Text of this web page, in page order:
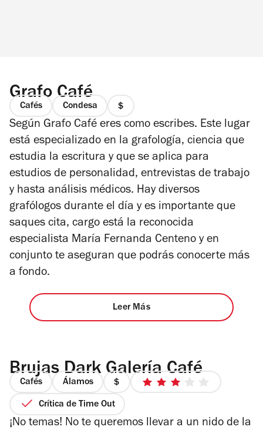
Grafo Café
Cafés Condesa
precio
1
de
4
Según Grafo Café eres como escribes. Este lugar
está especializado en la grafología, ciencia que
estudia la escritura y que se aplica para
estudios de personalidad, entrevistas de trabajo
y hasta análisis médicos. Hay diversos
grafólogos durante el día y es importante que
saques cita, cargo está la reconocida
especialista María Fernanda Centeno y en
conjunto te aseguran que podrás conocerte más
a fondo.
Leer Más
Brujas Dark Galería Café
Cafés Álamos
precio
3
Crítica de Time Out
¡No temas! No te queremos llevar a un nido de la